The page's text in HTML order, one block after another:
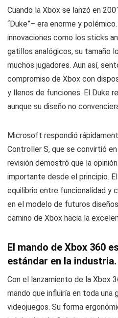
Cuando la Xbox se lanzó en
“Duke”– era enorme y
innovaciones como los sticks
gatillos analógicos, su tamaño
muchos jugadores. Aun así,
compromiso de Xbox con
y llenos de funciones. El Duke
aunque su diseño no
Microsoft respondió
Controller S, que se convirtió
revisión demostró que la
importante desde el principio.
equilibrio entre funcionalidad y
en el modelo de futuros
camino de Xbox hacia la
El mando de Xbox 360
estándar en la industria.
Con el lanzamiento de la Xbox
mando que influiría en toda una
videojuegos. Su forma